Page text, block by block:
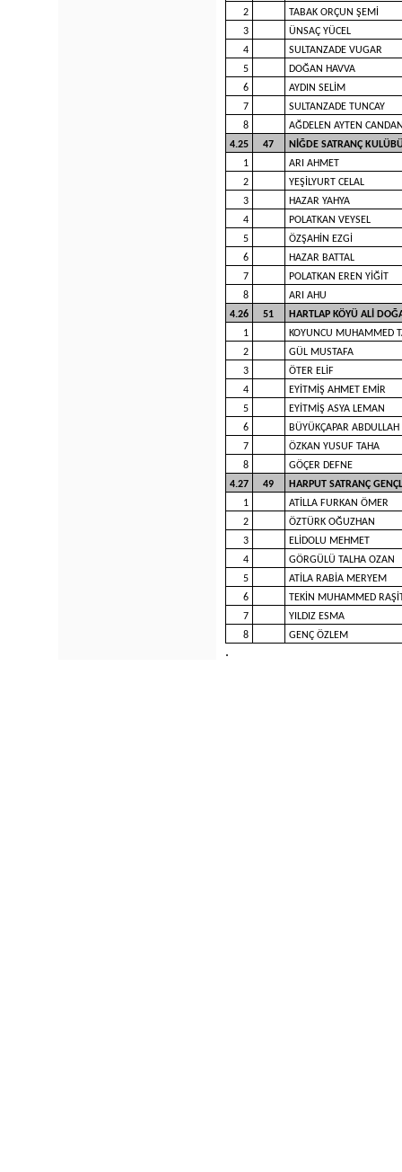
2
TABAK ORÇUN ŞEMİ
3
ÜNSAÇ YÜCEL
4
SULTANZADE VUGAR
5
DOĞAN HAVVA
6
AYDIN SELİM
7
SULTANZADE TUNCAY
8
AĞDELEN AYTEN
4.25
47
NİĞDE SATRANÇ
1
ARI AHMET
2
YEŞİLYURT CELAL
3
HAZAR YAHYA
4
POLATKAN VEYSEL
5
ÖZŞAHİN EZGİ
6
HAZAR BATTAL
7
POLATKAN EREN YİĞİT
8
ARI AHU
4.26
51
HARTLAP KÖYÜ ALİ
1
KOYUNCU MUHAMMED
2
GÜL MUSTAFA
3
ÖTER ELİF
4
EYİTMİŞ AHMET EMİR
5
EYİTMİŞ ASYA LEMAN
6
BÜYÜKÇAPAR
7
ÖZKAN YUSUF TAHA
8
GÖÇER DEFNE
4.27
49
HARPUT SATRANÇ
1
ATİLLA FURKAN ÖMER
2
ÖZTÜRK OĞUZHAN
3
ELİDOLU MEHMET
4
GÖRGÜLÜ TALHA OZAN
5
ATİLA RABİA MERYEM
6
TEKİN MUHAMMED
7
YILDIZ ESMA
8
GENÇ ÖZLEM
.